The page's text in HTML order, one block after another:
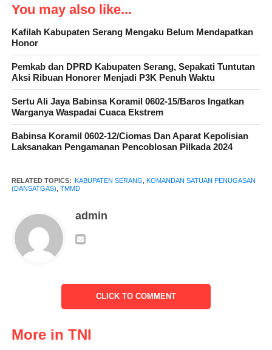
sedangkan untuk pengerasan jalan, sudah sampai tahap 40 %
serta untuk pembuatan jembatan penghubung mencapai
” Untuk sasaran fisik lainnya, diantaranya jalan lingkungan
oleh masyarakat. Selain itu sasaran Perehaban Rumah Tidak
Layak Huni (Rutilahu), sudah memasuki tahap 50 %,
“ungkapnya.
bergotongroyong, agar seluruh sasaran fisik TMMD akan selesai
You may also like...
Kafilah Kabupaten Serang Mengaku Belum Mendapatkan
Honor
Pemkab dan DPRD Kabupaten Serang, Sepakati Tuntutan
Aksi Ribuan Honorer Menjadi P3K Penuh Waktu
Sertu Ali Jaya Babinsa Koramil 0602-15/Baros Ingatkan
Warganya Waspadai Cuaca Ekstrem
Babinsa Koramil 0602-12/Ciomas Dan Aparat Kepolisian
Laksanakan Pengamanan Pencoblosan Pilkada 2024
RELATED TOPICS: KABUPATEN SERANG KOMANDAN SATUAN PENUGASAN
(DANSATGAS) TMMD
admin
CLICK TO COMMENT
More in TNI